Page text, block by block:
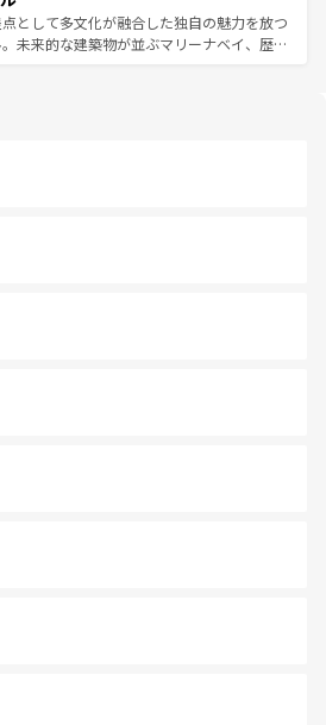
親しみやすいタイの人々、仏教を中心とし
多様な観光資源が、訪れる旅人を魅了し続
く見どころを回れるのも魅力。息をのむよ
化的な体験まで、香港を存分に楽しみ尽く
として多文化が融合した独自の魅力を放つ
未来的な建築物が並ぶマリーナベイ、歴史
は地元の風情を楽しめる外せないスポット